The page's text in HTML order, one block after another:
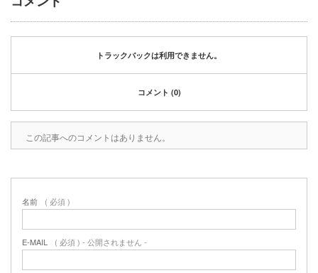
トラックバックは利用できません。
コメント (0)
この記事へのコメントはありません。
名前 ( 必須 )
E-MAIL ( 必須 ) - 公開されません -